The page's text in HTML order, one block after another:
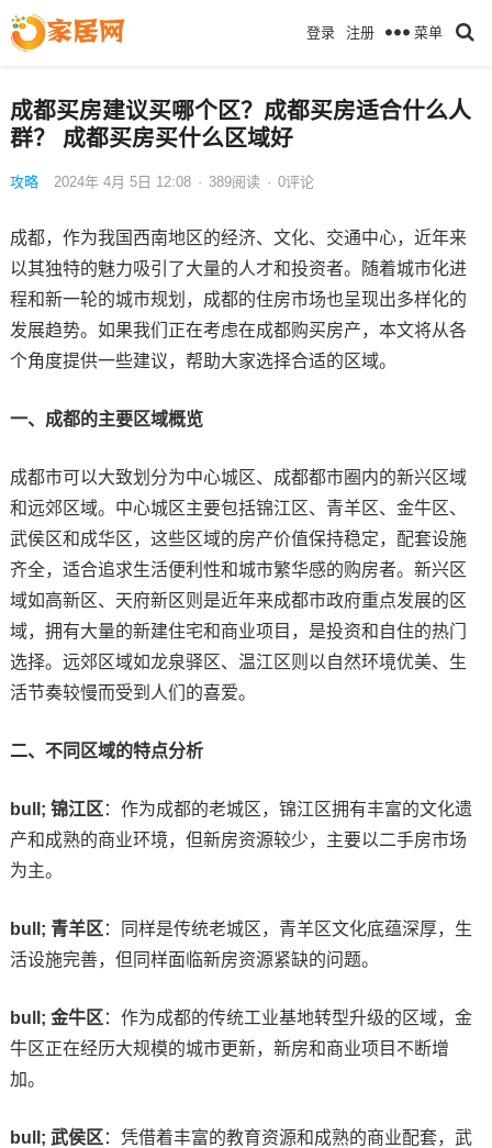
登录 注册 菜单
成都买房建议买哪个区？成都买房适合什么人
群？ 成都买房买什么区域好
攻略 2024年 4月 5日 12:08 · 389阅读 · 0评论
成都，作为我国西南地区的经济、文化、交通中心，近年来
以其独特的魅力吸引了大量的人才和投资者。随着城市化进
程和新一轮的城市规划，成都的住房市场也呈现出多样化的
发展趋势。如果我们正在考虑在成都购买房产，本文将从各
个角度提供一些建议，帮助大家选择合适的区域。
一、成都的主要区域概览
成都市可以大致划分为中心城区、成都都市圈内的新兴区域
和远郊区域。中心城区主要包括锦江区、青羊区、金牛区、
武侯区和成华区，这些区域的房产价值保持稳定，配套设施
齐全，适合追求生活便利性和城市繁华感的购房者。新兴区
域如高新区、天府新区则是近年来成都市政府重点发展的区
域，拥有大量的新建住宅和商业项目，是投资和自住的热门
选择。远郊区域如龙泉驿区、温江区则以自然环境优美、生
活节奏较慢而受到人们的喜爱。
二、不同区域的特点分析
bull; 锦江区 ：作为成都的老城区，锦江区拥有丰富的文化遗
产和成熟的商业环境，但新房资源较少，主要以二手房市场
为主。
bull; 青羊区 ：同样是传统老城区，青羊区文化底蕴深厚，生
活设施完善，但同样面临新房资源紧缺的问题。
bull; 金牛区 ：作为成都的传统工业基地转型升级的区域，金
牛区正在经历大规模的城市更新，新房和商业项目不断增
加。
bull; 武侯区 ：凭借着丰富的教育资源和成熟的商业配套，武